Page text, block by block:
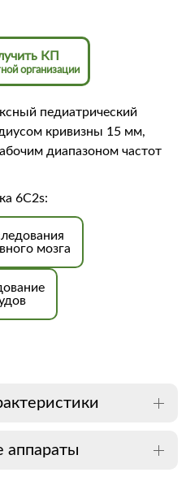
КП
организации
педиатрический
кривизны 15 мм,
диапазоном частот
6C2s:
мозга
аппараты